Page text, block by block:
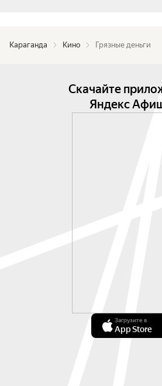
Караганда Кино Грязные деньги
Скачайте
Яндекс
Загрузите в
App Store